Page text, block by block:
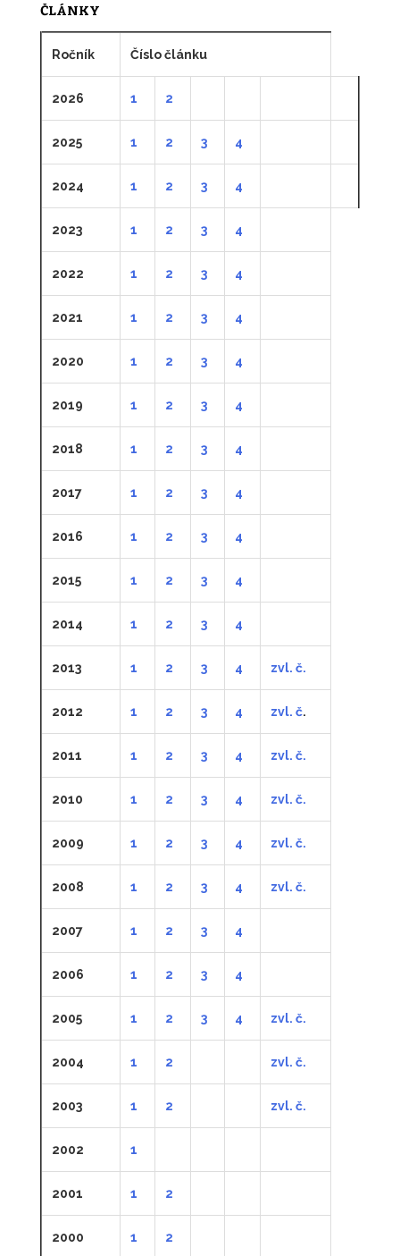
ČLÁNKY
Ročník Číslo článku
2026 1 2
2025 1 2 3 4
2024 1 2 3 4
2023 1 2 3 4
2022 1 2 3 4
2021 1 2 3 4
2020 1 2 3 4
2019 1 2 3 4
2018 1 2 3 4
2017 1 2 3 4
2016 1 2 3 4
2015 1 2 3 4
2014 1 2 3 4
2013 1 2 3 4 zvl. č.
2012 1 2 3 4 zvl. č.
2011 1 2 3 4 zvl. č.
2010 1 2 3 4 zvl. č.
2009 1 2 3 4 zvl. č.
2008 1 2 3 4 zvl. č.
2007 1 2 3 4
2006 1 2 3 4
2005 1 2 3 4 zvl. č.
2004 1 2 zvl. č.
2003 1 2 zvl. č.
2002 1
2001 1 2
2000 1 2